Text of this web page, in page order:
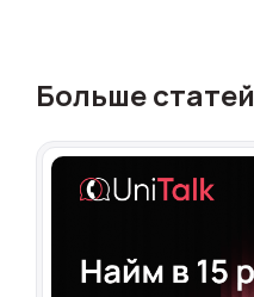
Больше статей